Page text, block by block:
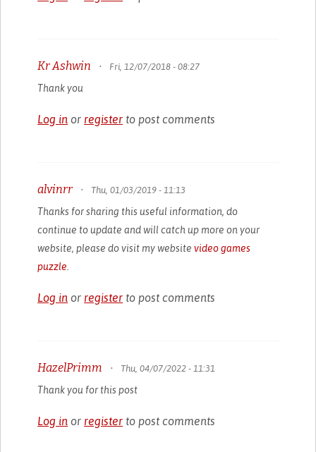
Kr Ashwin • Fri, 12/07/2018 - 08:27
Thank you
Log in or register to post comments
alvinrr • Thu, 01/03/2019 - 11:13
Thanks for sharing this useful information, do
continue to update and will catch up more on your
website, please do visit my websitevideo games
puzzle
Log in or register to post comments
HazelPrimm • Thu, 04/07/2022 - 11:31
Thank you for this post
Log in or register to post comments